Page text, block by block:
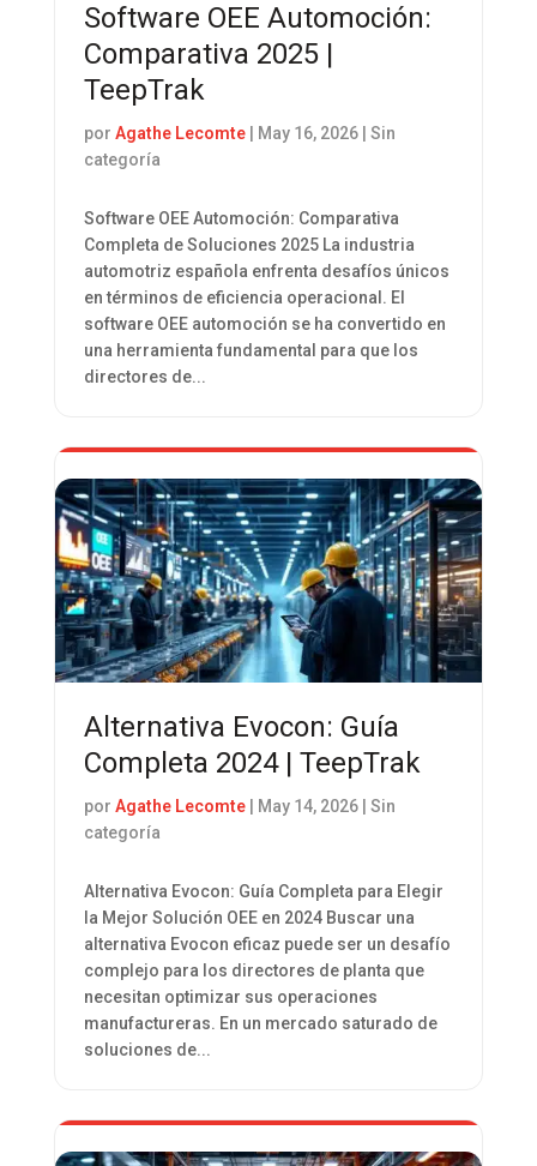
Software OEE Automoción:
Comparativa 2025 |
TeepTrak
por Agathe Lecomte| May 16, 2026| Sin
categoría
Software OEE Automoción: Comparativa
Completa de Soluciones 2025 La industria
automotriz española enfrenta desafíos únicos
en términos de eficiencia operacional. El
software OEE automoción se ha convertido en
una herramienta fundamental para que los
directores de...
Alternativa Evocon: Guía
Completa 2024 | TeepTrak
por Agathe Lecomte| May 14, 2026| Sin
categoría
Alternativa Evocon: Guía Completa para Elegir
la Mejor Solución OEE en 2024 Buscar una
alternativa Evocon eficaz puede ser un desafío
complejo para los directores de planta que
necesitan optimizar sus operaciones
manufactureras. En un mercado saturado de
soluciones de...